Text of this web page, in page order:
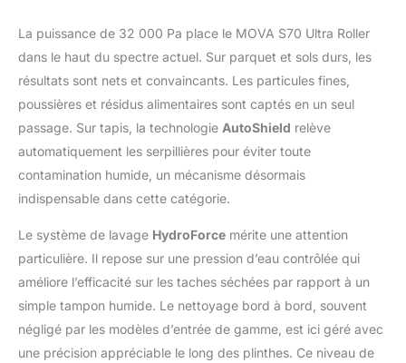
robot ultra-fin de 90
mm: La navigation
CovertSense intègre un
laser DToF discret pour
un balayage
panoramique et des
trajets efficaces. Grâce
à son corps ultra-fin de
DToF permet au robot
de nettoyer facilement
et avec précision sous
les canapés, lits et
meubles bas
Nettoyage des bords
grâce à la technologie
MaxiReach: Grâce à la
technologie
La puissance de 32 000 Pa place le MOVA S70 Ultra Roller
dans le haut du spectre actuel. Sur parquet et sols durs, les
résultats sont nets et convaincants. Les particules fines,
poussières et résidus alimentaires sont captés en un seul
passage. Sur tapis, la technologie AutoShield relève
automatiquement les serpillières pour éviter toute
contamination humide, un mécanisme désormais
indispensable dans cette catégorie.
Le système de lavage HydroForce mérite une attention
particulière. Il repose sur une pression d’eau contrôlée qui
améliore l’efficacité sur les taches séchées par rapport à un
simple tampon humide. Le nettoyage bord à bord, souvent
négligé par les modèles d’entrée de gamme, est ici géré avec
une précision appréciable le long des plinthes. Ce niveau de